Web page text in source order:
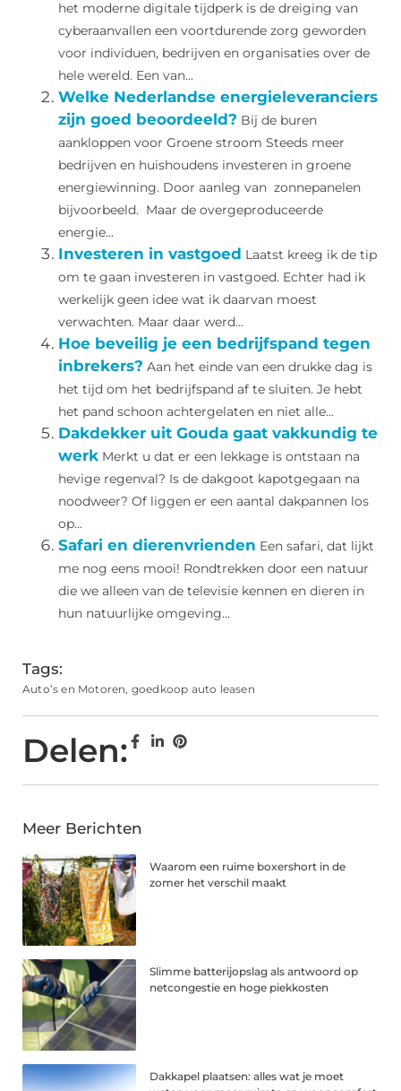
het moderne digitale tijdperk is de dreiging van
cyberaanvallen een voortdurende zorg geworden
voor individuen, bedrijven en organisaties over de
hele wereld. Een van...
Welke Nederlandse energieleveranciers
zijn goed beoordeeld? Bij de buren
aankloppen voor Groene stroom Steeds meer
bedrijven en huishoudens investeren in groene
energiewinning. Door aanleg van zonnepanelen
bijvoorbeeld. Maar de overgeproduceerde
energie...
Investeren in vastgoed Laatst kreeg ik de tip
om te gaan investeren in vastgoed. Echter had ik
werkelijk geen idee wat ik daarvan moest
verwachten. Maar daar werd...
Hoe beveilig je een bedrijfspand tegen
inbrekers? Aan het einde van een drukke dag is
het tijd om het bedrijfspand af te sluiten. Je hebt
het pand schoon achtergelaten en niet alle...
Dakdekker uit Gouda gaat vakkundig te
werk Merkt u dat er een lekkage is ontstaan na
hevige regenval? Is de dakgoot kapotgegaan na
noodweer? Of liggen er een aantal dakpannen los
op...
Safari en dierenvrienden Een safari, dat lijkt
me nog eens mooi! Rondtrekken door een natuur
die we alleen van de televisie kennen en dieren in
hun natuurlijke omgeving...
Tags:
Auto’s en Motoren, goedkoop auto leasen
Delen:
Meer Berichten
Waarom een ruime boxershort in de
zomer het verschil maakt
Slimme batterijopslag als antwoord op
netcongestie en hoge piekkosten
Dakkapel plaatsen: alles wat je moet